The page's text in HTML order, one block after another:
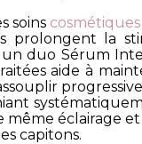
soins
prolongent la
duo Sérum
aide à
même éclairage
capitons.